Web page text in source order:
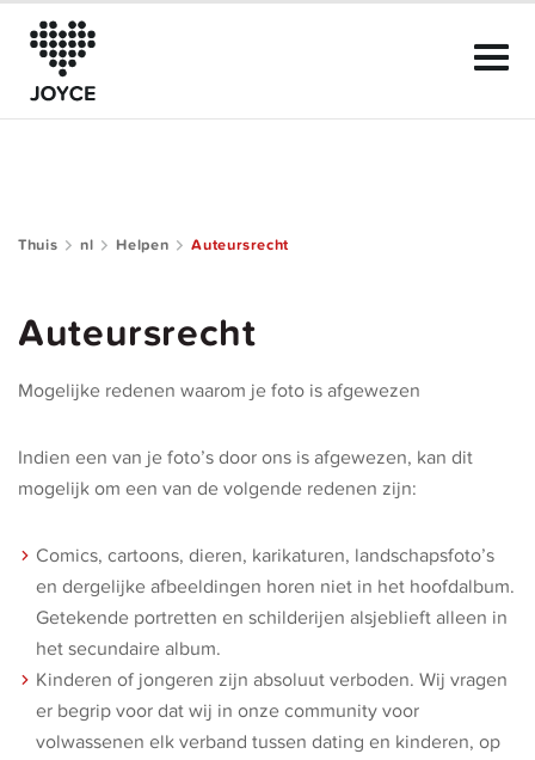
Thuis nl Helpen Auteursrecht
Auteursrecht
Mogelijke redenen waarom je foto is afgewezen
Indien een van je foto’s door ons is afgewezen, kan dit
mogelijk om een van de volgende redenen zijn:
Comics, cartoons, dieren, karikaturen, landschapsfoto’s
en dergelijke afbeeldingen horen niet in het hoofdalbum.
Getekende portretten en schilderijen alsjeblieft alleen in
het secundaire album.
Kinderen of jongeren zijn absoluut verboden. Wij vragen
er begrip voor dat wij in onze community voor
volwassenen elk verband tussen dating en kinderen, op
De Club
Onze Regels
Helpen